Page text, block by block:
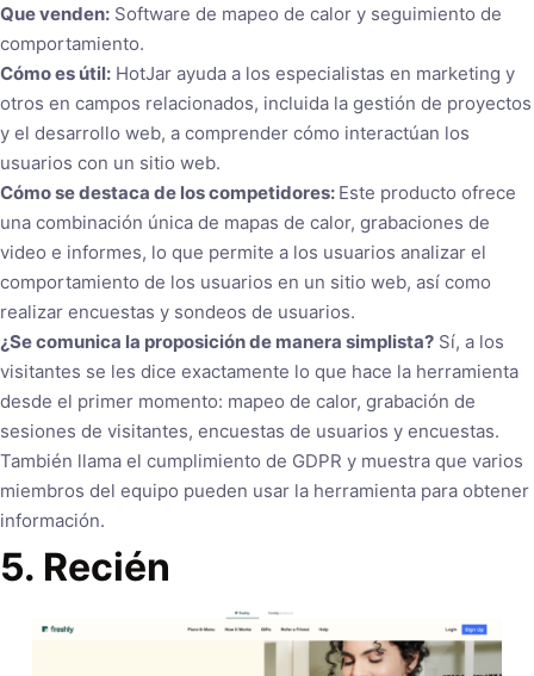
Que venden: Software de mapeo de calor y seguimiento de
comportamiento.
Cómo es útil: HotJar ayuda a los especialistas en marketing y
otros en campos relacionados, incluida la gestión de proyectos
y el desarrollo web, a comprender cómo interactúan los
usuarios con un sitio web.
Cómo se destaca de los competidores: Este producto ofrece
una combinación única de mapas de calor, grabaciones de
video e informes, lo que permite a los usuarios analizar el
comportamiento de los usuarios en un sitio web, así como
realizar encuestas y sondeos de usuarios.
¿Se comunica la proposición de manera simplista? Sí, a los
visitantes se les dice exactamente lo que hace la herramienta
desde el primer momento: mapeo de calor, grabación de
sesiones de visitantes, encuestas de usuarios y encuestas.
También llama el cumplimiento de GDPR y muestra que varios
miembros del equipo pueden usar la herramienta para obtener
información.
5. Recién